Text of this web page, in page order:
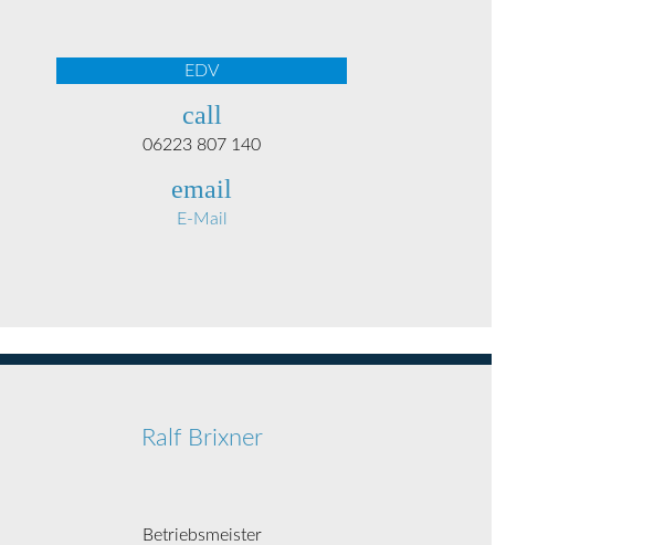
EDV
call
06223 807 140
email
E-Mail
Ralf Brixner
Betriebsmeister